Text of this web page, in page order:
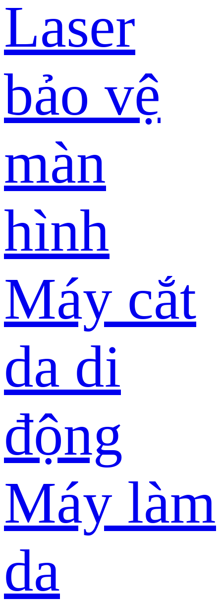
Laser
bảo vệ
màn
hình
Máy cắt
da di
động
Máy làm
da